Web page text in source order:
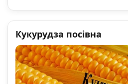
Кукурудза посівна